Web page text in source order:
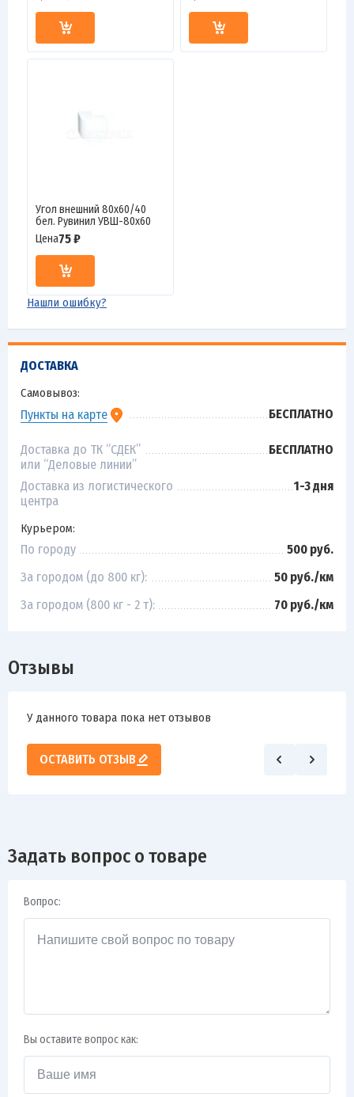
ДОСТАВКА
Самовывоз:
Пункты на карте БЕСПЛАТНО
Доставка до ТК “СДЕК”
или “Деловые линии”
БЕСПЛАТНО
Доставка из логистического
центра
1-3 дня
Курьером:
По городу
500 руб.
За городом (до 800 кг):
50 руб./км
За городом (800 кг - 2 т):
70 руб./км
Угол внешний 80х60/40
бел. Рувинил УВШ-80х60
Цена75 ₽
Нашли ошибку?
Отзывы
У данного товара пока нет отзывов
ОСТАВИТЬ ОТЗЫВ
Задать вопрос о товаре
Вопрос:
Вы оставите вопрос как: